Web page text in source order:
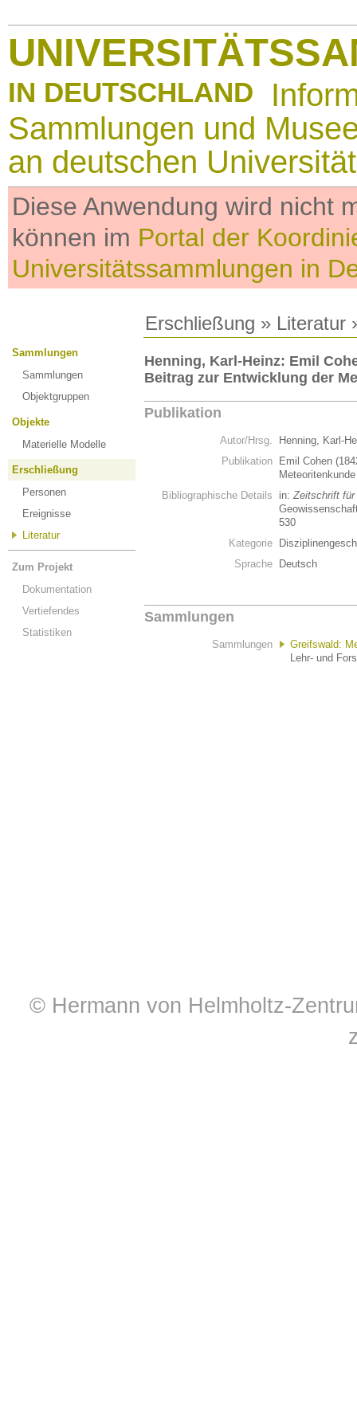
IN DEUTSCHLAND
Sammlungen und
an deutschen
Diese Anwendung wird nicht
können im Portal der
Universitätssammlungen in
Erschließung » Literatur
Sammlungen
Sammlungen
Objektgruppen
Objekte
Materielle Modelle
Erschließung
Personen
Ereignisse
Literatur
Zum Projekt
Dokumentation
Vertiefendes
Statistiken
Henning, Karl-Heinz: Emil
Beitrag zur Entwicklung der
Publikation
Autor/Hrsg.
Henning, Karl-
Publikation
Emil Cohen
Bibliographische Details
in:Zeitschrift
530
Kategorie
Sprache
Deutsch
Sammlungen
Sammlungen
Greifswald:
Lehr- und
© Hermann von Helmholtz-